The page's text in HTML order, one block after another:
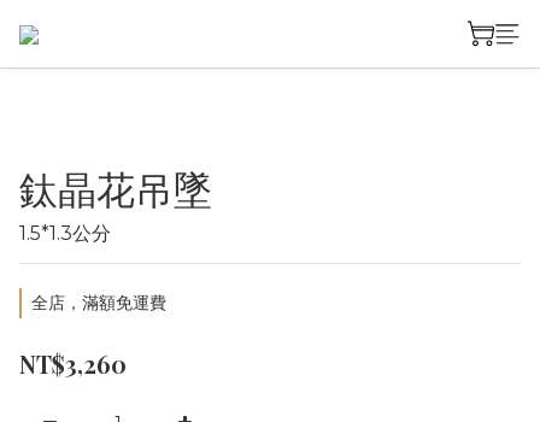
鈦晶花吊墜
1.5*1.3公分
全店，滿額免運費
NT$3,260